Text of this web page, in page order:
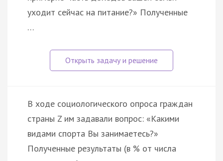
уходит сейчас на питание?» Полученные
…
В ходе социологического опроса граждан
страны Z им задавали вопрос: «Какими
видами спорта Вы занимаетесь?»
Полученные результаты (в % от числа